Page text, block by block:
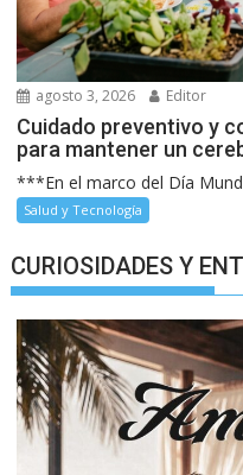
agosto 3, 2026 Editor
Cuidado preventivo y
para mantener un
***En el marco del Día
Salud y Tecnología
CURIOSIDADES Y